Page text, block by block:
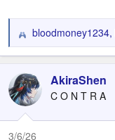
R
e
c
t
i
o
n
bloodmoney1234,
AkiraShen
C O N T R A
3/6/26